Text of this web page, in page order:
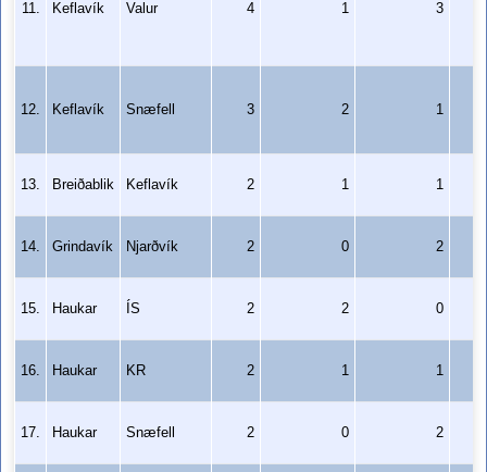
11. Keflavík Valur 4 1 3
12. Keflavík Snæfell 3 2 1
13. Breiðablik Keflavík 2 1 1
14. Grindavík Njarðvík 2 0 2
15. Haukar ÍS 2 2 0
16. Haukar KR 2 1 1
17. Haukar Snæfell 2 0 2